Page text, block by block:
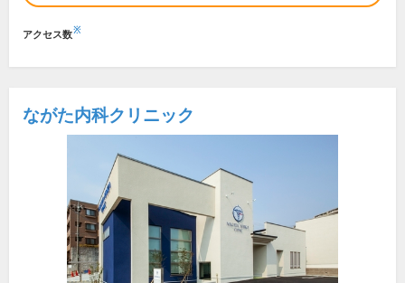
アクセス数※
ながた内科クリニック